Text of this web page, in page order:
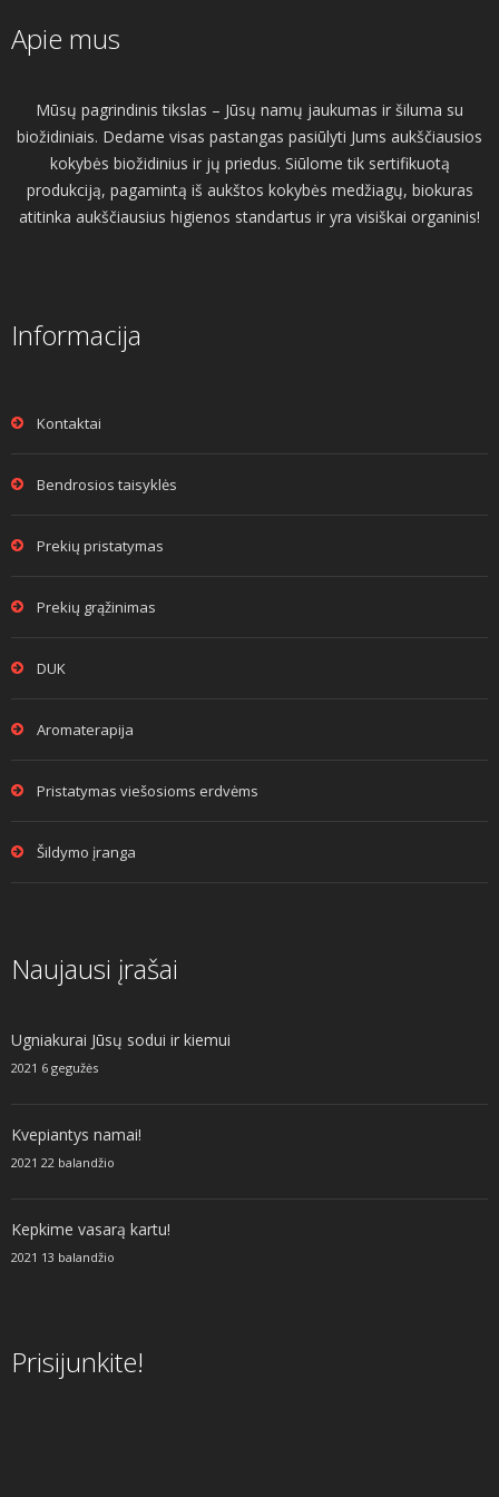
Apie mus
Mūsų pagrindinis tikslas – Jūsų namų jaukumas ir šiluma su
biožidiniais. Dedame visas pastangas pasiūlyti Jums aukščiausios
kokybės biožidinius ir jų priedus. Siūlome tik sertifikuotą
produkciją, pagamintą iš aukštos kokybės medžiagų, biokuras
atitinka aukščiausius higienos standartus ir yra visiškai organinis!
Informacija
Kontaktai
Bendrosios taisyklės
Prekių pristatymas
Prekių grąžinimas
DUK
Aromaterapija
Pristatymas viešosioms erdvėms
Šildymo įranga
Naujausi įrašai
Ugniakurai Jūsų sodui ir kiemui
2021 6 gegužės
Kvepiantys namai!
2021 22 balandžio
Kepkime vasarą kartu!
2021 13 balandžio
Prisijunkite!